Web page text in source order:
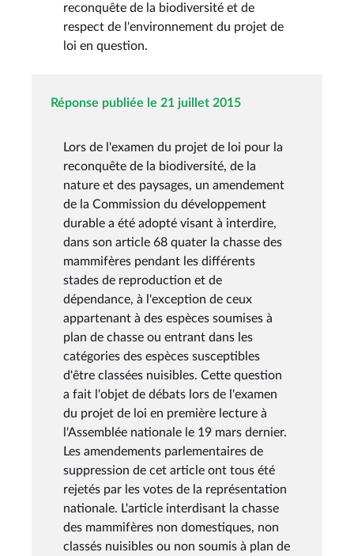
reconquête de la biodiversité et de
respect de l'environnement du projet de
loi en question.
Réponse publiée le 21 juillet 2015
Lors de l'examen du projet de loi pour la
reconquête de la biodiversité, de la
nature et des paysages, un amendement
de la Commission du développement
durable a été adopté visant à interdire,
dans son article 68 quater la chasse des
mammifères pendant les différents
stades de reproduction et de
dépendance, à l'exception de ceux
appartenant à des espèces soumises à
plan de chasse ou entrant dans les
catégories des espèces susceptibles
d'être classées nuisibles. Cette question
a fait l'objet de débats lors de l'examen
du projet de loi en première lecture à
l'Assemblée nationale le 19 mars dernier.
Les amendements parlementaires de
suppression de cet article ont tous été
rejetés par les votes de la représentation
nationale. L'article interdisant la chasse
des mammifères non domestiques, non
classés nuisibles ou non soumis à plan de